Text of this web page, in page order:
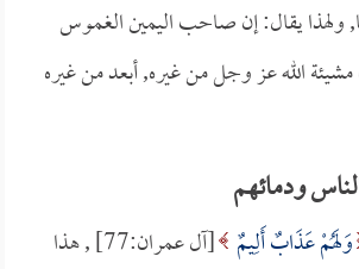
ولهذا يقال: إن صاحب اليمين الغموس
الله عز وجل من غيره, أبعد من غيره
ودمائهم
وَلَهُمْ عَذَابٌ أَلِيمٌ
[آل عمران:77] , هذا